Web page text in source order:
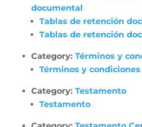
documental
Tablas de retención
Tablas de retención
Category: Términos y
Términos y condiciones
Category: Testamento
Testamento